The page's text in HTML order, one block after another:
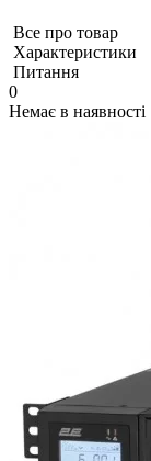
Все про товар
Характеристики
Питання
0
Немає в наявності